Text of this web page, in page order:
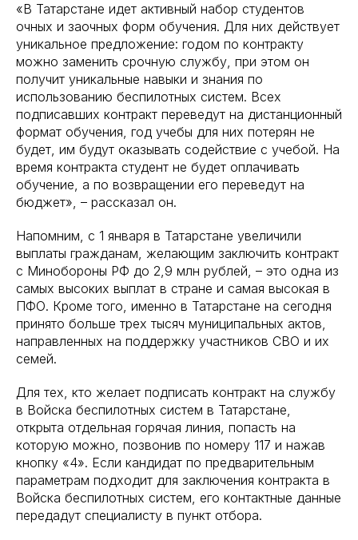
«В Татарстане идет активный набор студентов
очных и заочных форм обучения. Для них действует
уникальное предложение: годом по контракту
можно заменить срочную службу, при этом он
получит уникальные навыки и знания по
использованию беспилотных систем. Всех
подписавших контракт переведут на дистанционный
формат обучения, год учебы для них потерян не
будет, им будут оказывать содействие с учебой. На
время контракта студент не будет оплачивать
обучение, а по возвращении его переведут на
бюджет», – рассказал он.
Напомним, с 1 января в Татарстане увеличили
выплаты гражданам, желающим заключить контракт
с Минобороны РФ до 2,9 млн рублей, – это одна из
самых высоких выплат в стране и самая высокая в
ПФО. Кроме того, именно в Татарстане на сегодня
принято больше трех тысяч муниципальных актов,
направленных на поддержку участников СВО и их
семей.
Для тех, кто желает подписать контракт на службу
в Войска беспилотных систем в Татарстане,
открыта отдельная горячая линия, попасть на
которую можно, позвонив по номеру 117 и нажав
кнопку «4». Если кандидат по предварительным
параметрам подходит для заключения контракта в
Войска беспилотных систем, его контактные данные
передадут специалисту в пункт отбора.